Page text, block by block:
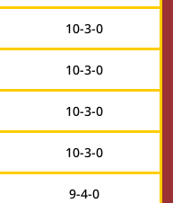
10-3-0
10-3-0
10-3-0
10-3-0
9-4-0